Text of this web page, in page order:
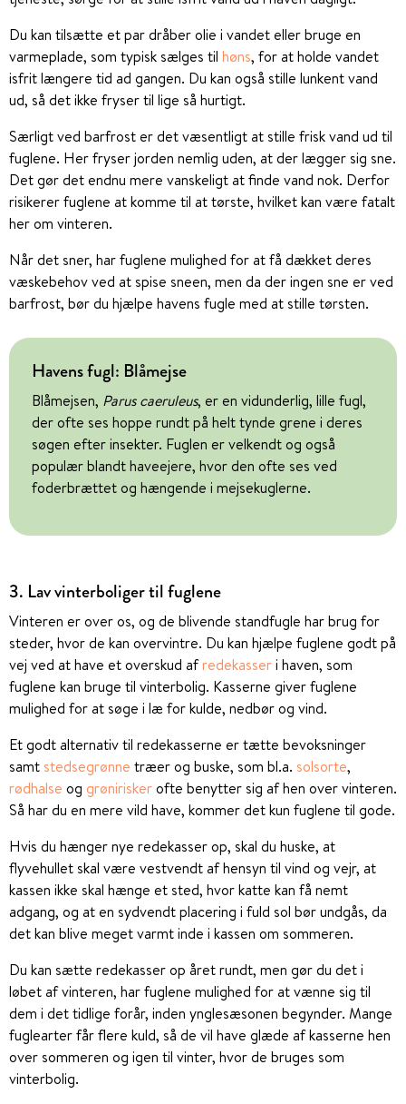
Du kan tilsætte et par dråber olie i vandet eller bruge en
varmeplade, som typisk sælges til høns, for at holde vandet
isfrit længere tid ad gangen. Du kan også stille lunkent vand
ud, så det ikke fryser til lige så hurtigt.
Særligt ved barfrost er det væsentligt at stille frisk vand ud til
fuglene. Her fryser jorden nemlig uden, at der lægger sig sne.
Det gør det endnu mere vanskeligt at finde vand nok. Derfor
risikerer fuglene at komme til at tørste, hvilket kan være fatalt
her om vinteren.
Når det sner, har fuglene mulighed for at få dækket deres
væskebehov ved at spise sneen, men da der ingen sne er ved
barfrost, bør du hjælpe havens fugle med at stille tørsten.
Havens fugl: Blåmejse
Blåmejsen, Parus caeruleus, er en vidunderlig, lille fugl,
der ofte ses hoppe rundt på helt tynde grene i deres
søgen efter insekter. Fuglen er velkendt og også
populær blandt haveejere, hvor den ofte ses ved
foderbrættet og hængende i mejsekuglerne.
3. Lav vinterboliger til fuglene
Vinteren er over os, og de blivende standfugle har brug for
steder, hvor de kan overvintre. Du kan hjælpe fuglene godt på
vej ved at have et overskud afredekasseri haven, som
fuglene kan bruge til vinterbolig. Kasserne giver fuglene
mulighed for at søge i læ for kulde, nedbør og vind.
Et godt alternativ til redekasserne er tætte bevoksninger
samt stedsegrønne træer og buske, som bl.a. solsorte,
rødhalse og grøniriskerofte benytter sig af hen over vinteren.
Så har du en mere vild have, kommer det kun fuglene til gode.
Hvis du hænger nye redekasser op, skal du huske, at
flyvehullet skal være vestvendt af hensyn til vind og vejr, at
kassen ikke skal hænge et sted, hvor katte kan få nemt
adgang, og at en sydvendt placering i fuld sol bør undgås, da
det kan blive meget varmt inde i kassen om sommeren.
Du kan sætte redekasser op året rundt, men gør du det i
løbet af vinteren, har fuglene mulighed for at vænne sig til
dem i det tidlige forår, inden ynglesæsonen begynder. Mange
fuglearter får flere kuld, så de vil have glæde af kasserne hen
over sommeren og igen til vinter, hvor de bruges som
vinterbolig.